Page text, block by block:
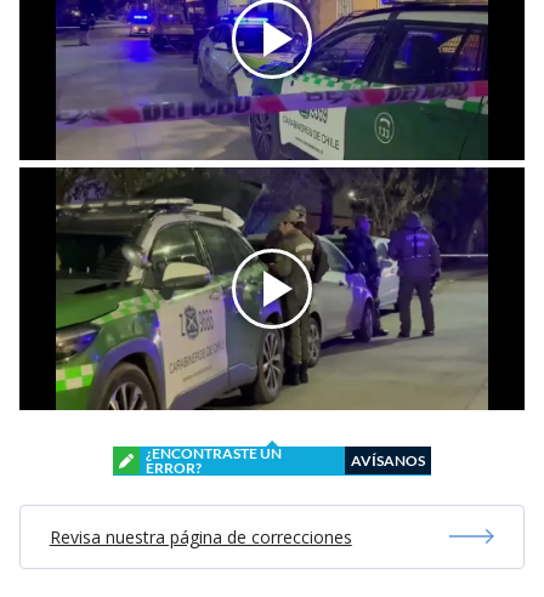
¿ENCONTRASTE UN
ERROR?
AVÍSANOS
Revisa nuestra página de correcciones